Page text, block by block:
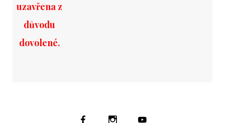
uzavřena z
důvodu
dovolené.